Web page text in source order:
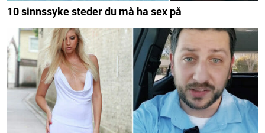
10 sinnssyke steder du må ha sex på